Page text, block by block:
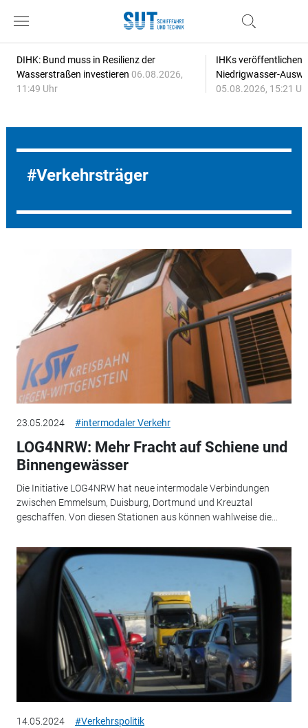
DIHK: Bund muss in Resilienz der
Wasserstraßen investieren 06.08.2026,
11:49 Uhr
IHKs veröffentlichen
Niedrigwasser-
05.08.2026, 15:21
Verkehrsträger
23.05.2024 #intermodaler Verkehr
LOG4NRW: Mehr Fracht auf Schiene und
Binnengewässer
Die Initiative LOG4NRW hat neue intermodale Verbindungen
zwischen Emmelsum, Duisburg, Dortmund und Kreuztal
geschaffen. Von diesen Stationen aus können wahlweise die...
14.05.2024 #Verkehrspolitik